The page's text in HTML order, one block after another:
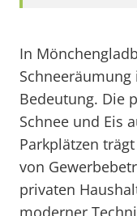
In
Bedeutung. Die
Schnee und Eis
Parkplätzen
von
privaten
moderner